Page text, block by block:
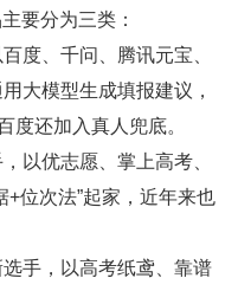
要分为三类：
度、千问、腾讯元宝、
大模型生成填报建议，
度还加入真人兜底。
以优志愿、掌上高考、
+位次法”起家，近年来也
手，以高考纸鸢、靠谱